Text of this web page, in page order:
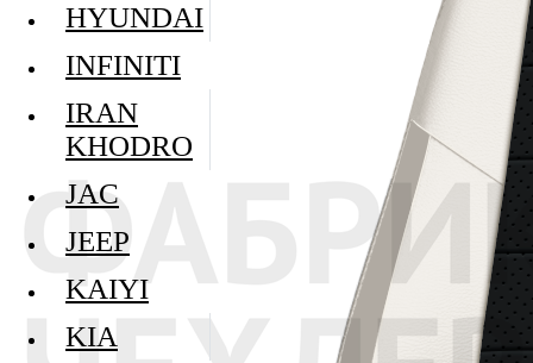
HYUNDAI
INFINITI
IRAN
KHODRO
JAC
JEEP
KAIYI
KIA